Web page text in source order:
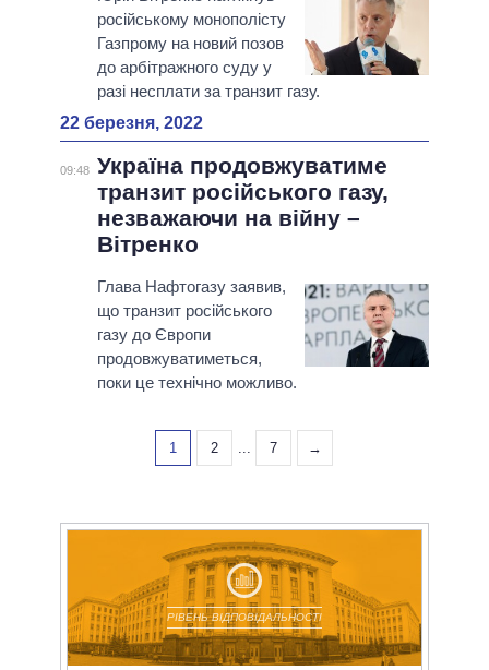
російському монополісту
Газпрому на новий позов
до арбітражного суду у
разі несплати за транзит газу.
22 березня, 2022
09:48 Україна продовжуватиме
транзит російського газу,
незважаючи на війну –
Вітренко
Глава Нафтогазу заявив,
що транзит російського
газу до Європи
продовжуватиметься,
поки це технічно можливо.
1 2 ... 7 →
РІВЕНЬ ВІДПОВІДАЛЬНОСТІ